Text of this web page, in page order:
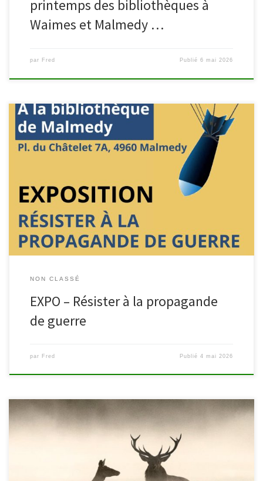
printemps des bibliothèques à
Waimes et Malmedy …
par Fred Publié6 mai 2026
Du 26 mai au 12 juin 2026, la bibliothèque de Malmedy accueille
l’exposition « Résister à la propagande de guerre, 10 principes
élémentaires ». Conçue par le War Heritage Institute et l’Université
libre de Bruxelles, cette exposition se base sur l’ouvrage d’Anne
Morelli « Principes élémentaires de propagande de guerre :
Utilisables en cas […]
NON CLASSÉ
EXPO – Résister à la propagande
de guerre
par Fred Publié4 mai 2026
Organisé depuis 2016 par le cinéma Movie Mills et la bibliothèque,
le projet « Ciné café » (anciennement « Ciné seniors ») propose la
projection d’un film suivie d’un goûter convivial. Rendez-vous